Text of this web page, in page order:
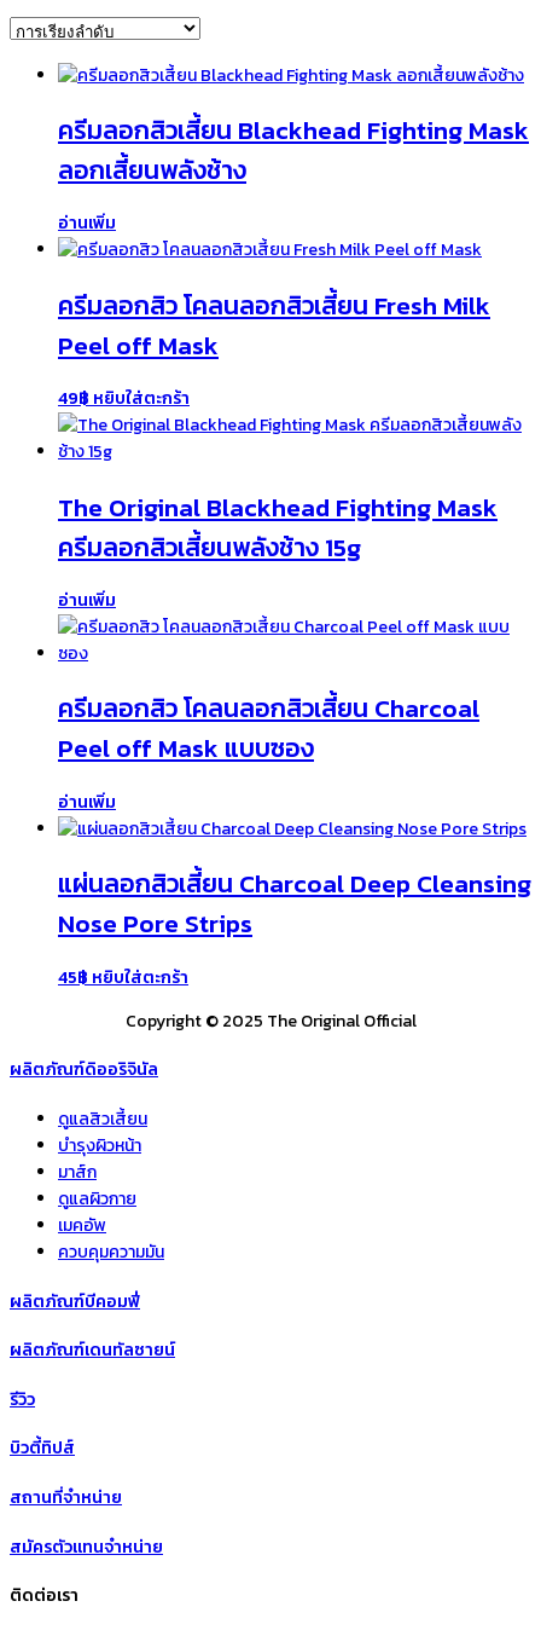
ครีมลอกสิวเสี้ยน Blackhead Fighting Mask
ลอกเสี้ยนพลังช้าง
อ่านเพิ่ม
ครีมลอกสิว โคลนลอกสิวเสี้ยน Fresh Milk
Peel off Mask
49฿ หยิบใส่ตะกร้า
The Original Blackhead Fighting Mask
ครีมลอกสิวเสี้ยนพลังช้าง 15g
อ่านเพิ่ม
ครีมลอกสิว โคลนลอกสิวเสี้ยน Charcoal
Peel off Mask แบบซอง
อ่านเพิ่ม
แผ่นลอกสิวเสี้ยน Charcoal Deep Cleansing
Nose Pore Strips
45฿ หยิบใส่ตะกร้า
Copyright © 2025 The Original Official
ผลิตภัณฑ์ดิออริจินัล
ดูแลสิวเสี้ยน
บำรุงผิวหน้า
มาส์ก
ดูแลผิวกาย
เมคอัพ
ควบคุมความมัน
ผลิตภัณฑ์บีคอมฟี่
ผลิตภัณฑ์เดนทัลซายน์
รีวิว
บิวตี้ทิปส์
สถานที่จำหน่าย
สมัครตัวแทนจำหน่าย
ติดต่อเรา